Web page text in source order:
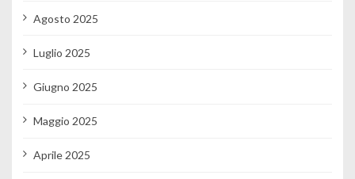
Agosto 2025
Luglio 2025
Giugno 2025
Maggio 2025
Aprile 2025